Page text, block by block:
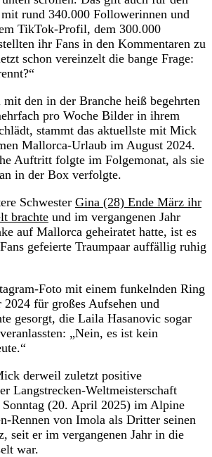
rund 340.000 Followerinnen und
TikTok-Profil, dem 300.000
ihr Fans in den Kommentaren zu
schon vereinzelt die bange Frage:
den in der Branche heiß begehrten
pro Woche Bilder in ihrem
stammt das aktuellste mit Mick
Mallorca-Urlaub im August 2024.
Auftritt folgte im Folgemonat, als sie
in der Box verfolgte.
Schwester Gina (28) Ende März ihr
brachte und im vergangenen Jahr
auf Mallorca geheiratet hatte, ist es
gefeierte Traumpaar auffällig ruhig
Foto mit einem funkelnden Ring
für großes Aufsehen und
gesorgt, die Laila Hasanovic sogar
„Nein, es ist kein
derweil zuletzt positive
Langstrecken-Weltmeisterschaft
(20. April 2025) im Alpine
Rennen von Imola als Dritter seinen
seit er im vergangenen Jahr in die
war.